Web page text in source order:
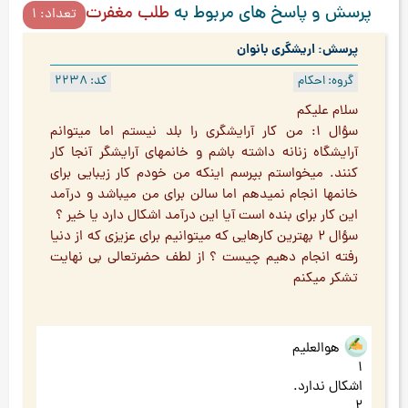
پرسش و پاسخ های مربوط به طلب مغفرت و دعا
تعداد: 1
پرسش: اریشگری بانوان
کد: 2238 گروه: احکام
سلام علیکم
سؤال 1: من کار آرایشگری را بلد نیستم اما میتوانم
آرایشگاه زنانه داشته باشم و خانمهای آرایشگر آنجا کار
کنند. میخواستم بپرسم اینکه من خودم کار زیبایی برای
خانمها انجام نمیدهم اما سالن برای من میباشد و درآمد
این کار برای بنده است آیا این درآمد اشکال دارد یا خیر ؟
سؤال 2 بهترین کارهایی که میتوانیم برای عزیزی که از دنیا
رفته انجام دهیم چیست ؟ از لطف حضرتعالی بی نهایت
تشکر میکنم
هوالعلیم
1
اشکال ندارد.